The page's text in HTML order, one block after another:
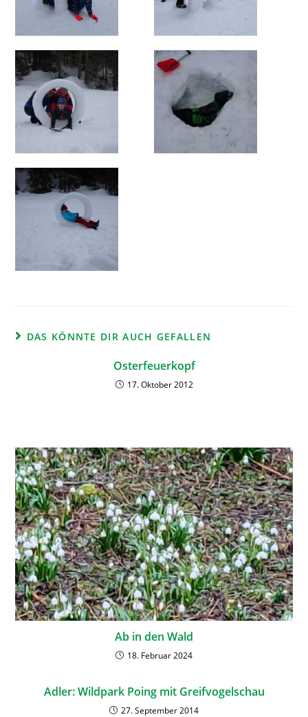
DAS KÖNNTE DIR AUCH GEFALLEN
Osterfeuerkopf
17. Oktober 2012
Ab in den Wald
18. Februar 2024
Adler: Wildpark Poing mit Greifvogelschau
27. September 2014